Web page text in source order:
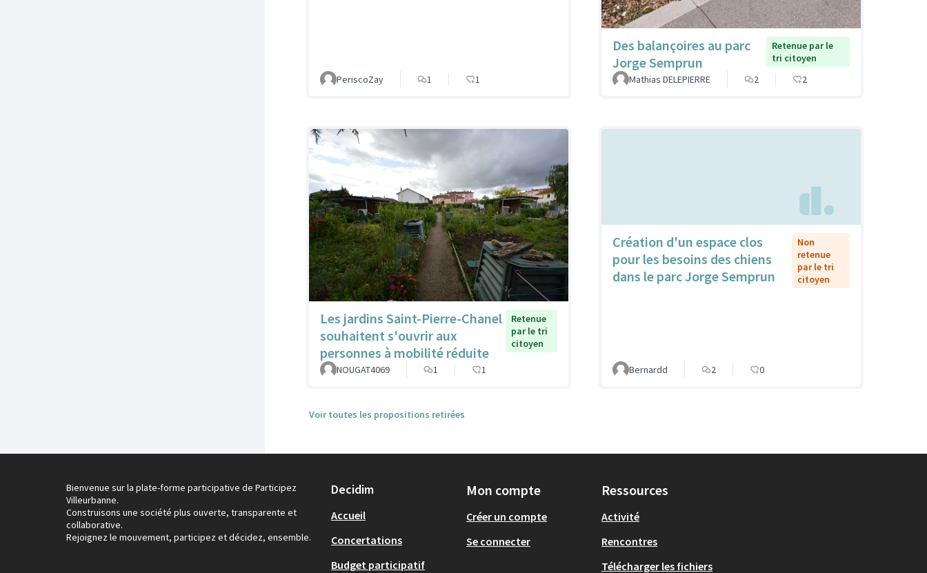
PeriscoZay 1 1
Des balançoires au parc
Jorge Semprun
Retenue par le
tri citoyen
Mathias DELEPIERRE
2 2
Les jardins Saint-Pierre-Chanel
souhaitent s'ouvrir aux
personnes à mobilité réduite
Retenue
par le tri
citoyen
NOUGAT4069 1 1
Création d'un espace clos
pour les besoins des chiens
dans le parc Jorge Semprun
Non
retenue
par le tri
citoyen
Bernardd 2 0
Voir toutes les propositions retirées
Bienvenue sur la plate-forme participative de Participez
Villeurbanne.
Construisons une société plus ouverte, transparente et
collaborative.
Rejoignez le mouvement, participez et décidez, ensemble.
Decidim
Accueil
Concertations
Budget participatif
Mon compte
Créer un compte
Se connecter
Ressources
Activité
Rencontres
Télécharger les fichiers